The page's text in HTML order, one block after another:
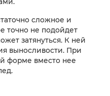
сложное и
точно не подойдет
затянуться. К ней
выносливости. При
форме вместо нее